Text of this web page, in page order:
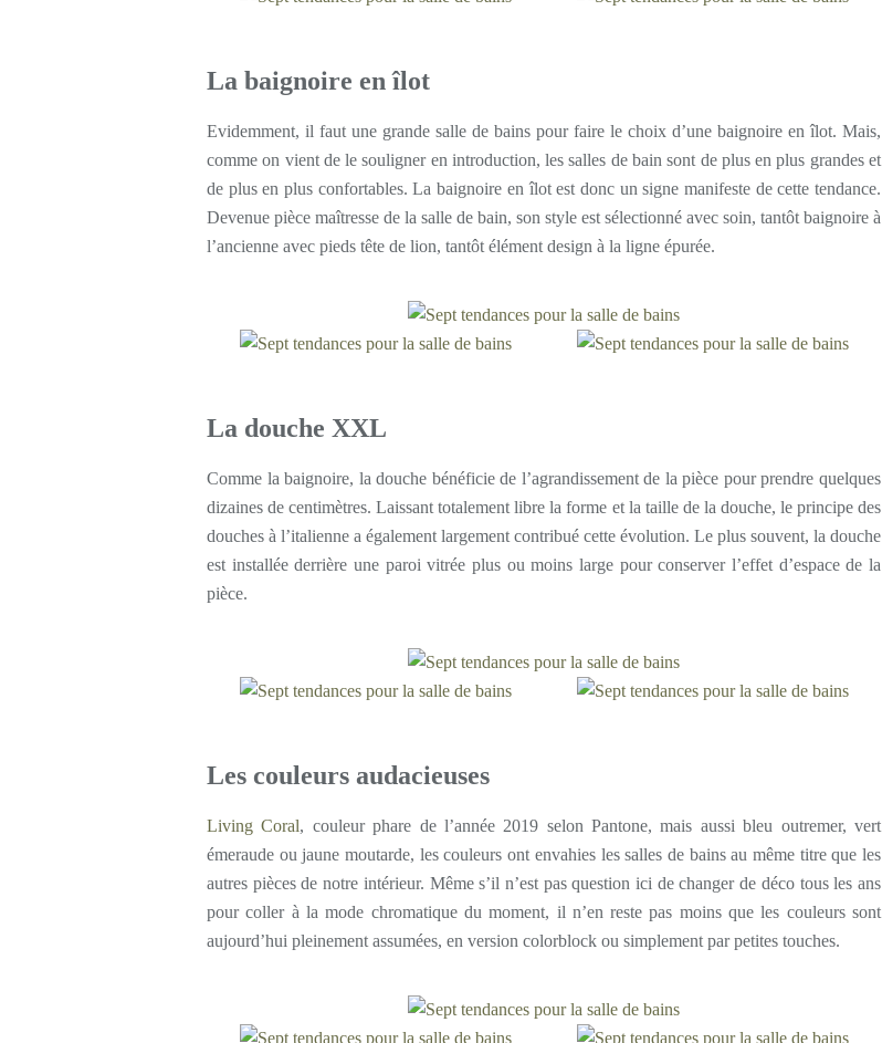
La baignoire en îlot
Evidemment, il faut une grande salle de bains pour faire le choix d’une baignoire en îlot. Mais,
comme on vient de le souligner en introduction, les salles de bain sont de plus en plus grandes et
de plus en plus confortables. La baignoire en îlot est donc un signe manifeste de cette tendance.
Devenue pièce maîtresse de la salle de bain, son style est sélectionné avec soin, tantôt baignoire à
l’ancienne avec pieds tête de lion, tantôt élément design à la ligne épurée.
La douche XXL
Comme la baignoire, la douche bénéficie de l’agrandissement de la pièce pour prendre quelques
dizaines de centimètres. Laissant totalement libre la forme et la taille de la douche, le principe des
douches à l’italienne a également largement contribué cette évolution. Le plus souvent, la douche
est installée derrière une paroi vitrée plus ou moins large pour conserver l’effet d’espace de la
pièce.
Les couleurs audacieuses
Living Coral, couleur phare de l’année 2019 selon Pantone, mais aussi bleu outremer, vert
émeraude ou jaune moutarde, les couleurs ont envahies les salles de bains au même titre que les
autres pièces de notre intérieur. Même s’il n’est pas question ici de changer de déco tous les ans
pour coller à la mode chromatique du moment, il n’en reste pas moins que les couleurs sont
aujourd’hui pleinement assumées, en version colorblock ou simplement par petites touches.